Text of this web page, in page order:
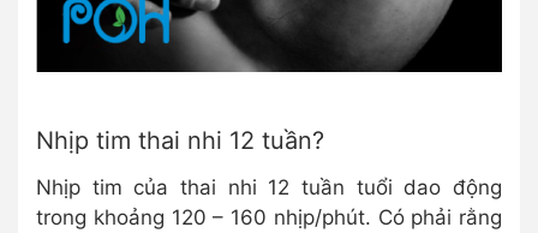
Nhịp tim thai nhi 12 tuần?
Nhịp tim của thai nhi 12 tuần tuổi dao động
trong khoảng 120 – 160 nhịp/phút. Có phải rằng